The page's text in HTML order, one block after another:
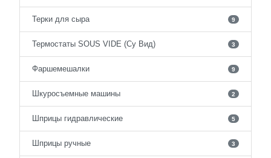
Терки для сыра 9
Термостаты SOUS VIDE (Су Вид) 3
Фаршемешалки 9
Шкуросъемные машины 2
Шприцы гидравлические 5
Шприцы ручные 3